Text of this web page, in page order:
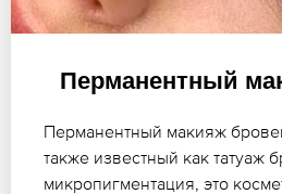
Перманентный
Перманентный макияж
также известный как татуаж
микропигментация, это